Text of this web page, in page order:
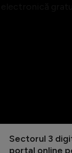
Sectorul 3
portal online